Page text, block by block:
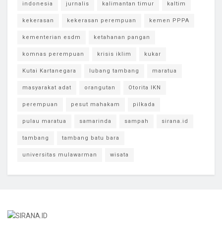
indonesia jurnalis kalimantan timur kaltim
kekerasan kekerasan perempuan kemen PPPA
kementerian esdm ketahanan pangan
komnas perempuan krisis iklim kukar
Kutai Kartanegara lubang tambang maratua
masyarakat adat orangutan Otorita IKN
perempuan pesut mahakam pilkada
pulau maratua samarinda sampah sirana.id
tambang tambang batu bara
universitas mulawarman wisata